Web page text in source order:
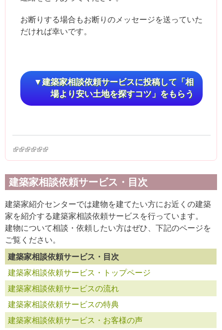
お断りする場合もお断りのメッセージを送っていた
だければ幸いです。
▼建築家相談依頼サービスに投稿して「相
場より安い土地を探すコツ」をもらう
(link is external)
(link is external)
(link is external)
(link is external)
(link is external)
(link is external)
建築家相談依頼サービス・目次
建築家紹介センターでは建物を建てたい方にお近くの建築
家を紹介する建築家相談依頼サービスを行っています。
建物について相談・依頼したい方はぜひ、下記のページを
ご覧ください。
建築家相談依頼サービス・目次
建築家相談依頼サービス・トップページ
建築家相談依頼サービスの流れ
建築家相談依頼サービスの特典
建築家相談依頼サービス・お客様の声